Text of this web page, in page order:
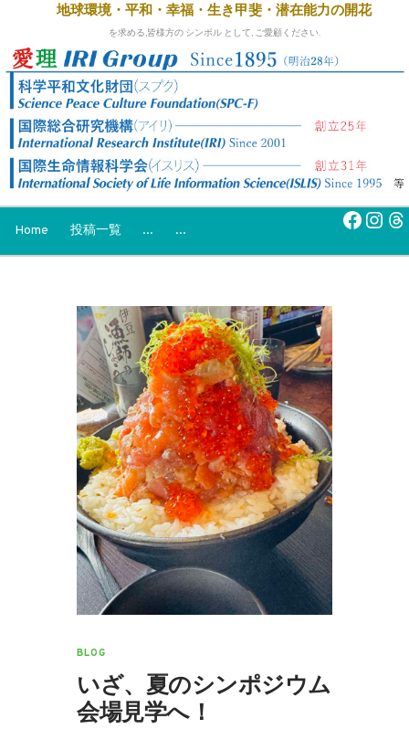
地球環境・平和・幸福・生き甲斐・ 潜在能力の開花
を求める,皆様方の シンボル として, ご愛顧ください.
Home 投稿一覧 ... ...
BLOG
いざ、夏のシンポジウム
会場見学へ！